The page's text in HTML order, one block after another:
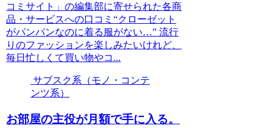
コミサイト」の編集部に寄せられた各商
品・サービスへの口コミ“クローゼット
がパンパンなのに着る服がない…” 流行
りのファッションを楽しみたいけれど、
毎日忙しくて買い物やコ...
サブスク系（モノ・コンテ
ンツ系）
お部屋の主役が月額で手に入る。